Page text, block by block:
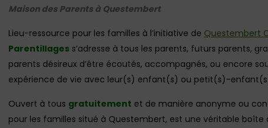
Maison des Parents à Questembert
Lieu-ressource pour les familles à l’initiative de Questembert
Parentillages s’adresse à tous les parents, futurs parents,
parents désireux d’être écoutés, accompagnés, ou encore
expérience de vie avec leur(s) enfant(s) ou petit(s)-
Ouvert à tous gratuitement et de manière anonyme ou
pour les familles situé à Questembert, est une véritable boîte